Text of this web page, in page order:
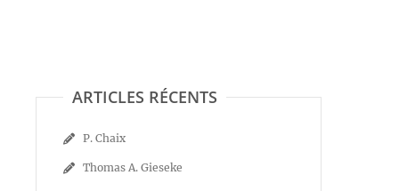
ARTICLES RÉCENTS
P. Chaix
Thomas A. Gieseke